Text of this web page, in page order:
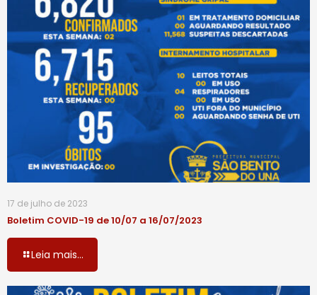
17 de julho de 2023
Boletim COVID-19 de 10/07 a 16/07/2023
Leia mais...